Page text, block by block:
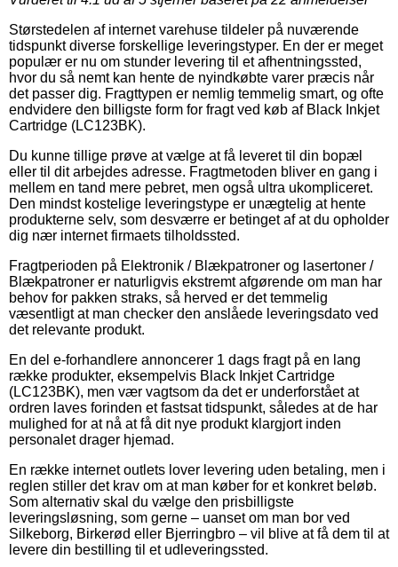
Størstedelen af internet varehuse tildeler på nuværende
tidspunkt diverse forskellige leveringstyper. En der er meget
populær er nu om stunder levering til et afhentningssted,
hvor du så nemt kan hente de nyindkøbte varer præcis når
det passer dig. Fragttypen er nemlig temmelig smart, og ofte
endvidere den billigste form for fragt ved køb af Black Inkjet
Cartridge (LC123BK).
Du kunne tillige prøve at vælge at få leveret til din bopæl
eller til dit arbejdes adresse. Fragtmetoden bliver en gang i
mellem en tand mere pebret, men også ultra ukompliceret.
Den mindst kostelige leveringstype er unægtelig at hente
produkterne selv, som desværre er betinget af at du opholder
dig nær internet firmaets tilholdssted.
Fragtperioden på Elektronik / Blækpatroner og lasertoner /
Blækpatroner er naturligvis ekstremt afgørende om man har
behov for pakken straks, så herved er det temmelig
væsentligt at man checker den anslåede leveringsdato ved
det relevante produkt.
En del e-forhandlere annoncerer 1 dags fragt på en lang
række produkter, eksempelvis Black Inkjet Cartridge
(LC123BK), men vær vagtsom da det er underforstået at
ordren laves forinden et fastsat tidspunkt, således at de har
mulighed for at nå at få dit nye produkt klargjort inden
personalet drager hjemad.
En række internet outlets lover levering uden betaling, men i
reglen stiller det krav om at man køber for et konkret beløb.
Som alternativ skal du vælge den prisbilligste
leveringsløsning, som gerne – uanset om man bor ved
Silkeborg, Birkerød eller Bjerringbro – vil blive at få dem til at
levere din bestilling til et udleveringssted.